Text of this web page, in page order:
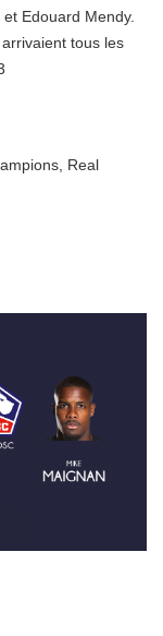
Edouard Mendy.
tous les
Real